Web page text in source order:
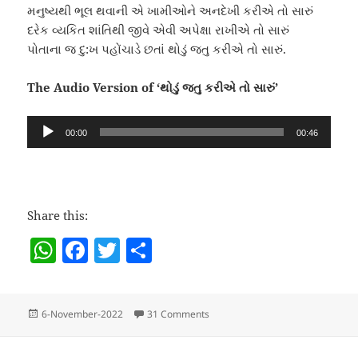
મનુષ્યથી ભૂલ થવાની એ ખામીઓને અનદેખી કરીએ તો સારું
દરેક વ્યકિત શાંતિથી જીવે એવી અપેક્ષા રાખીએ તો સારું
પોતાના જ દુ:ખ પહોંચાડે છતાં થોડું જતુ કરીએ તો સારું.
The Audio Version of ‘થોડું જતુ કરીએ તો સારું’
Audio
00:00 00:46
Share this:
W
at
s
F
e
T
itt
er
a
re
Posted
6-November-2022 31 Comments